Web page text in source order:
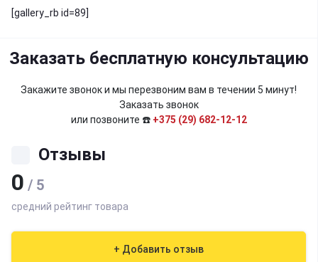
[gallery_rb id=89]
Заказать бесплатную консультацию
Закажите звонок и мы перезвоним вам в течении 5 минут!
Заказать звонок
или позвоните ☎️ +375 (29) 682-12-12
Отзывы
0 / 5
средний рейтинг товара
+ Добавить отзыв